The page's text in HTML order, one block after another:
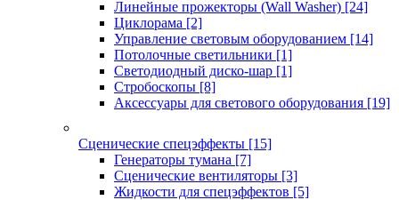
Линейные прожекторы (Wall Washer) [24]
Циклорама [2]
Управление световым оборудованием [14]
Потолочные светильники [1]
Светодиодный диско-шар [1]
Стробоскопы [8]
Аксессуары для светового оборудования [19]
Сценические спецэффекты [15]
Генераторы тумана [7]
Сценические вентиляторы [3]
Жидкости для спецэффектов [5]